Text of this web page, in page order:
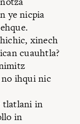
ye nicpia
xinech
cuauhtla?
ihqui nic
in
in